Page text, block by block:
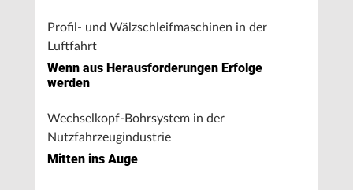
Profil- und Wälzschleifmaschinen in der
Luftfahrt
Wenn aus Herausforderungen Erfolge
werden
Wechselkopf-Bohrsystem in der
Nutzfahrzeugindustrie
Mitten ins Auge